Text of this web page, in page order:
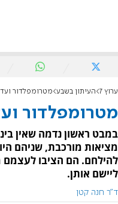
ערוץ 7 העיתון בשבע מטרומפלדור
מטרומפלדור
במבט ראשון נדמה שאין
מציאות מורכבת, שניהם היו
להילחם. הם הציבו לעצמם
ליישם אותן.
ד"ר חנה קטן